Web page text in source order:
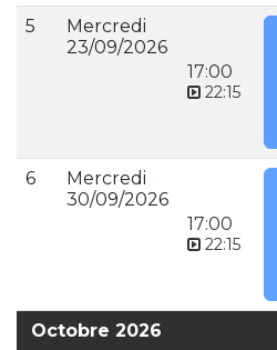
5
Mercredi
23/09/2026
17:00
22:15
6
Mercredi
30/09/2026
17:00
22:15
Octobre 2026